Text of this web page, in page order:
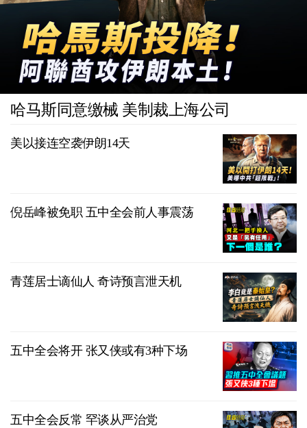
哈马斯同意缴械 美制裁上海公司
美以接连空袭伊朗14天
倪岳峰被免职 五中全会前人事震荡
青莲居士谪仙人 奇诗预言泄天机
五中全会将开 张又侠或有3种下场
五中全会反常 罕谈从严治党